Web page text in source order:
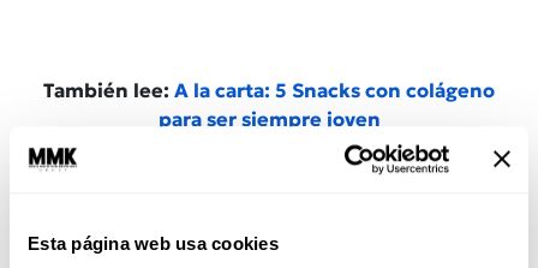
Esta página web usa cookies
También lee: A la carta: 5 Snacks con colágeno
para ser siempre joven
También te recomendamos tomarvitaminas A,
para ayudar al proceso de cicatrización. Y